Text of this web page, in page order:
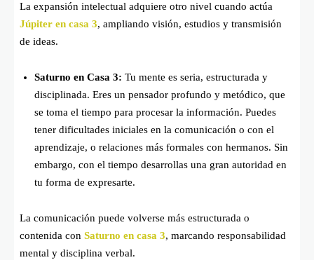
La expansión intelectual adquiere otro nivel cuando actúa
Júpiter en casa 3, ampliando visión, estudios y transmisión
de ideas.
Saturno en Casa 3: Tu mente es seria, estructurada y
disciplinada. Eres un pensador profundo y metódico, que
se toma el tiempo para procesar la información. Puedes
tener dificultades iniciales en la comunicación o con el
aprendizaje, o relaciones más formales con hermanos. Sin
embargo, con el tiempo desarrollas una gran autoridad en
tu forma de expresarte.
La comunicación puede volverse más estructurada o
contenida con Saturno en casa 3, marcando responsabilidad
mental y disciplina verbal.